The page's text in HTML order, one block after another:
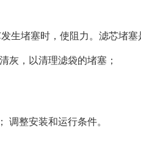
生堵塞时，使阻力。滤芯堵
灰，以清理滤袋的堵塞；
调整安装和运行条件。